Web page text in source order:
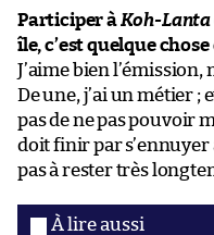
Participer àKoh-Lanta
île, c’est quelque
J’aime bien
De une, j’ai un métier ;
pas de ne pas pouvoir
doit finir par s’ennuyer
pas à rester très